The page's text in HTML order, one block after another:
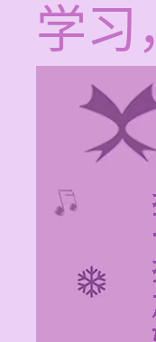
学习